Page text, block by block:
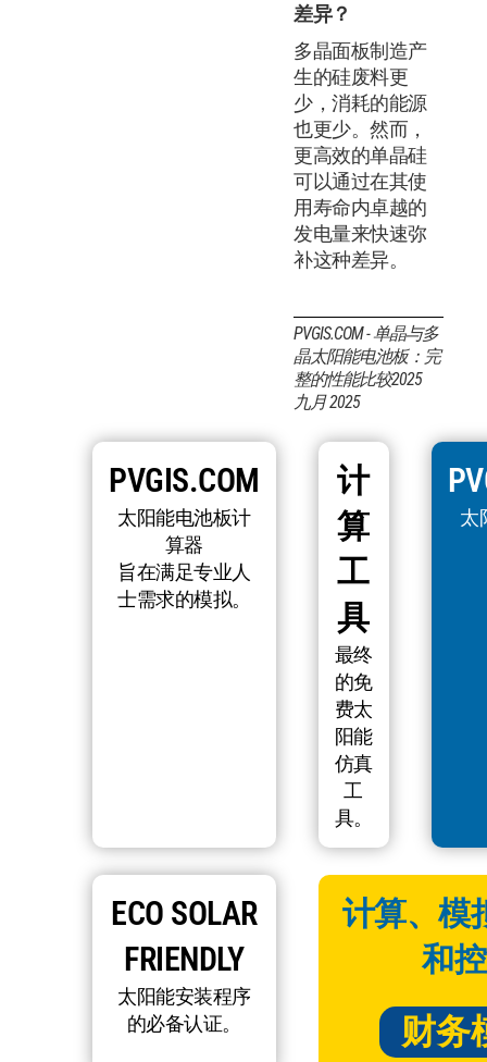
差异？
多晶面板制造产
生的硅废料更
少，消耗的能源
也更少。然而，
更高效的单晶硅
可以通过在其使
用寿命内卓越的
发电量来快速弥
补这种差异。
PVGIS.COM - 单晶与多
晶太阳能电池板：完
整的性能比较2025
九月 2025
PVGIS.COM
太阳能电池板计
算器
旨在满足专业人
士需求的模拟。
计
算
工
具
最终
的免
费太
阳能
仿真
工
具。
太
ECO SOLAR
FRIENDLY
太阳能安装程序
的必备认证。
计算、模
和
财务